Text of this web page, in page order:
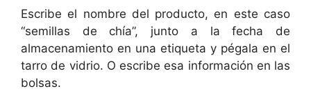
Escribe el nombre del producto, en este caso
“semillas de chía”, junto a la fecha de
almacenamiento en una etiqueta y pégala en el
tarro de vidrio. O escribe esa información en las
bolsas.